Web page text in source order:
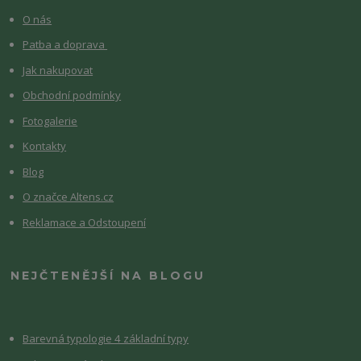
O nás
Patba a doprava
Jak nakupovat
Obchodní podmínky
Fotogalerie
Kontakty
Blog
O značce Altens.cz
Reklamace a Odstoupení
NEJČTENĚJŠÍ NA BLOGU
Barevná typologie 4 základní typy